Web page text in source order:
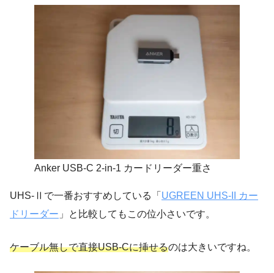
Anker USB-C 2-in-1 カードリーダー重さ
UHS-Ⅱで一番おすすめしている「 UGREEN UHS-II カー
ドリーダー 」と比較してもこの位小さいです。
ケーブル無しで直接USB-Cに挿せるのは大きいですね。